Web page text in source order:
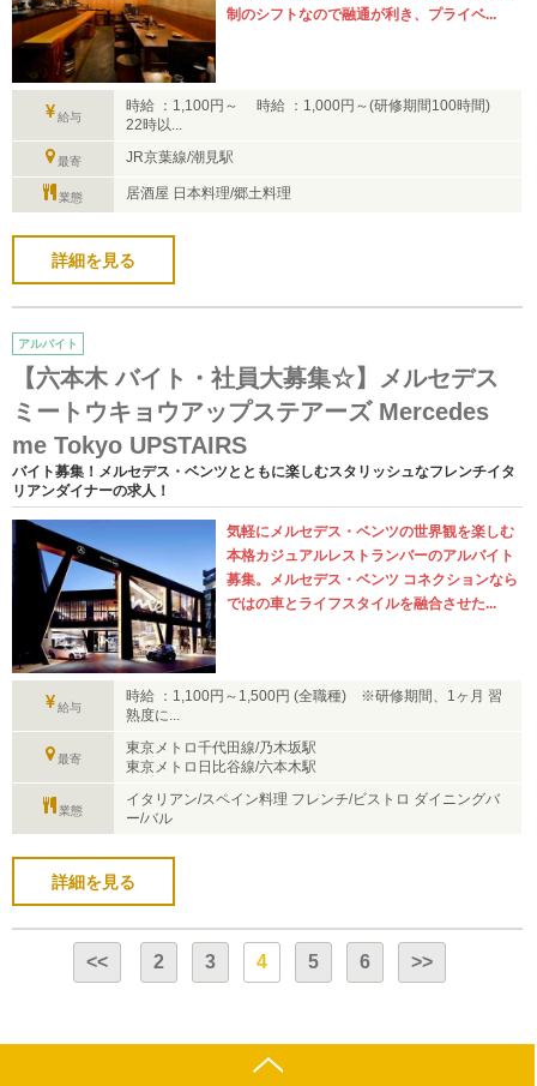
制のシフトなので融通が利き、プライベ...
給与
時給 ：1,100円～ 時給 ：1,000円～(研修期間100時間)
22時以...
最寄 JR京葉線/潮見駅
業態 居酒屋 日本料理/郷土料理
詳細を見る
アルバイト
【六本木 バイト・社員大募集☆】メルセデス
ミートウキョウアップステアーズ Mercedes
me Tokyo UPSTAIRS
バイト募集！メルセデス・ベンツとともに楽しむスタリッシュなフレンチイタ
リアンダイナーの求人！
気軽にメルセデス・ベンツの世界観を楽しむ
本格カジュアルレストランバーのアルバイト
募集。メルセデス・ベンツ コネクションなら
ではの車とライフスタイルを融合させた...
給与
時給 ：1,100円～1,500円 (全職種) ※研修期間、1ヶ月 習
熟度に...
最寄
東京メトロ千代田線/乃木坂駅
東京メトロ日比谷線/六本木駅
業態
イタリアン/スペイン料理 フレンチ/ビストロ ダイニングバ
ー/バル
詳細を見る
<< 2 3 4 5 6 >>